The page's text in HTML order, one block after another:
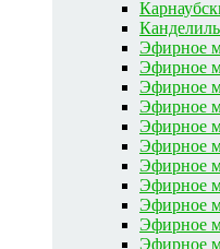
Эфирное
Эфирное
Эфирное
Эфирное
Эфирное
Эфирное
Эфирное
Эфирное
Эфирное
Эфирное
Эфирное